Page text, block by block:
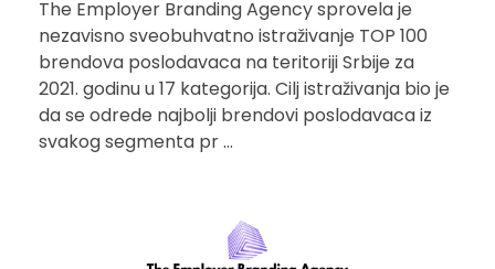
The Employer Branding Agency sprovela je
nezavisno sveobuhvatno istraživanje TOP 100
brendova poslodavaca na teritoriji Srbije za
2021. godinu u 17 kategorija. Cilj istraživanja bio je
da se odrede najbolji brendovi poslodavaca iz
svakog segmenta pr ...